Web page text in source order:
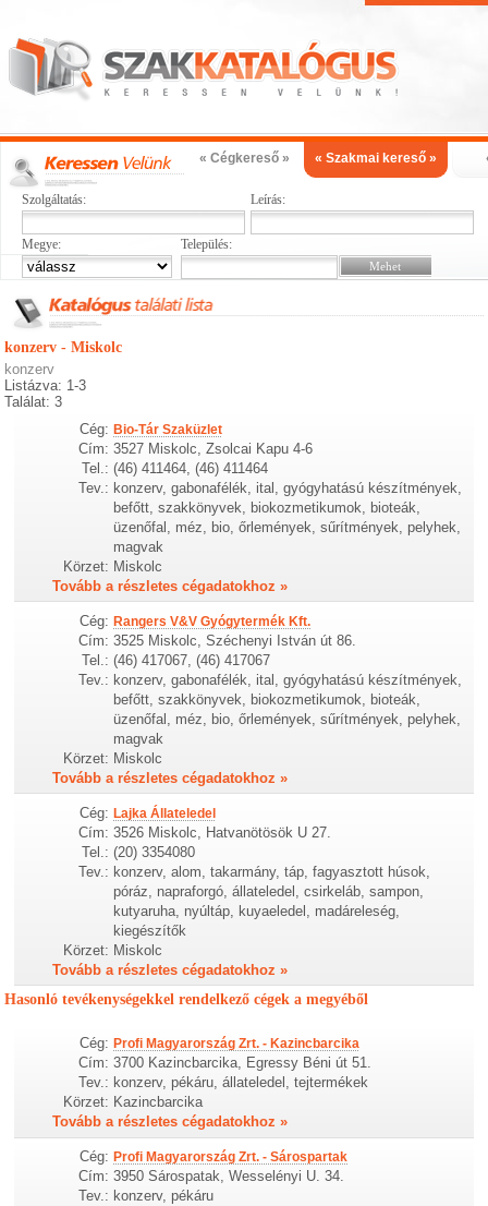
« Cégkereső » « Szakmai kereső »
Szolgáltatás: Leírás:
Megye: Település:
konzerv - Miskolc
konzerv
Listázva: 1-3
Találat: 3
Cég: Bio-Tár Szaküzlet
Cím: 3527 Miskolc, Zsolcai Kapu 4-6
Tel.: (46) 411464, (46) 411464
Tev.: konzerv, gabonafélék, ital, gyógyhatású készítmények,
befőtt, szakkönyvek, biokozmetikumok, bioteák,
üzenőfal, méz, bio, őrlemények, sűrítmények, pelyhek,
magvak
Körzet: Miskolc
Tovább a részletes cégadatokhoz »
Cég: Rangers V&V Gyógytermék Kft.
Cím: 3525 Miskolc, Széchenyi István út 86.
Tel.: (46) 417067, (46) 417067
Tev.: konzerv, gabonafélék, ital, gyógyhatású készítmények,
befőtt, szakkönyvek, biokozmetikumok, bioteák,
üzenőfal, méz, bio, őrlemények, sűrítmények, pelyhek,
magvak
Körzet: Miskolc
Tovább a részletes cégadatokhoz »
Cég: Lajka Állateledel
Cím: 3526 Miskolc, Hatvanötösök U 27.
Tel.: (20) 3354080
Tev.: konzerv, alom, takarmány, táp, fagyasztott húsok,
póráz, napraforgó, állateledel, csirkeláb, sampon,
kutyaruha, nyúltáp, kuyaeledel, madáreleség,
kiegészítők
Körzet: Miskolc
Tovább a részletes cégadatokhoz »
Hasonló tevékenységekkel rendelkező cégek a megyéből
Cég: Profi Magyarország Zrt. - Kazincbarcika
Cím: 3700 Kazincbarcika, Egressy Béni út 51.
Tev.: konzerv, pékáru, állateledel, tejtermékek
Körzet: Kazincbarcika
Tovább a részletes cégadatokhoz »
Cég: Profi Magyarország Zrt. - Sárospartak
Cím: 3950 Sárospatak, Wesselényi U. 34.
Tev.: konzerv, pékáru